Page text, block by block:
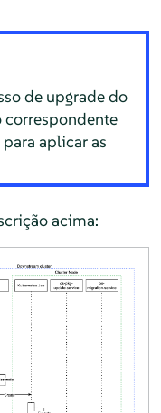
de upgrade do
correspondente
para aplicar as
acima: